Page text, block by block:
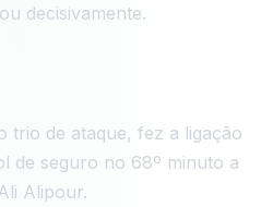
decisivamente.
trio de ataque, fez a ligação
de seguro no 68º minuto a
Alipour.